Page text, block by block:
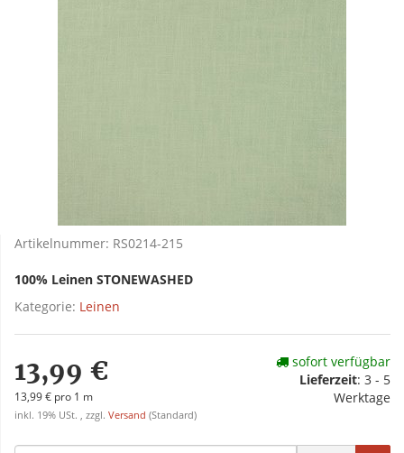
Artikelnummer: RS0214-215
100% Leinen STONEWASHED
Kategorie: Leinen
13,99 €
13,99 € pro 1 m
inkl. 19% USt. , zzgl. Versand (Standard)
sofort verfügbar
Lieferzeit: 3 - 5
Werktage